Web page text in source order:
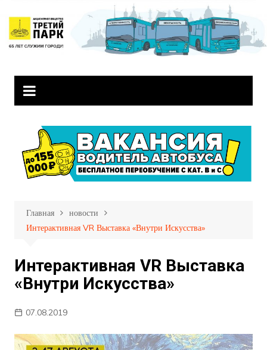
содержимому
Главная
новости
Интерактивная VR Выставка «Внутри Искусства»
Интерактивная VR Выставка
«Внутри Искусства»
07.08.2019